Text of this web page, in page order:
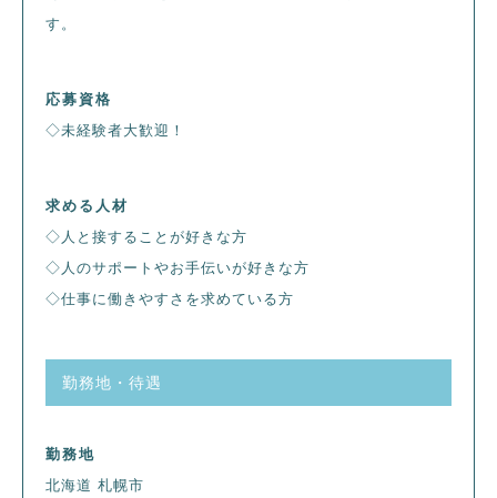
す。
応募資格
◇未経験者大歓迎！
求める人材
◇人と接することが好きな方
◇人のサポートやお手伝いが好きな方
◇仕事に働きやすさを求めている方
勤務地・待遇
勤務地
北海道 札幌市